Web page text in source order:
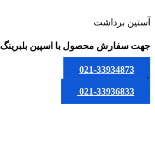
آستین برداشت
جهت سفارش محصول با اسپین بلبرینگ
021-33934873
یا
021-33936833